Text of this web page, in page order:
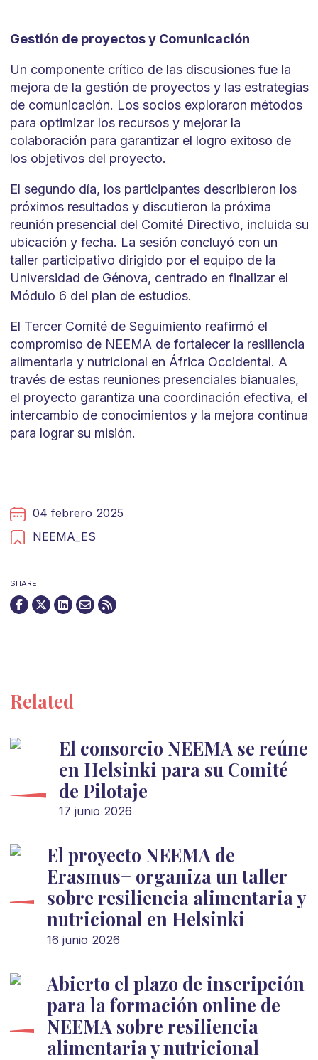
Gestión de proyectos y Comunicación
Un componente crítico de las discusiones fue la
mejora de la gestión de proyectos y las estrategias
de comunicación. Los socios exploraron métodos
para optimizar los recursos y mejorar la
colaboración para garantizar el logro exitoso de
los objetivos del proyecto.
El segundo día, los participantes describieron los
próximos resultados y discutieron la próxima
reunión presencial del Comité Directivo, incluida su
ubicación y fecha. La sesión concluyó con un
taller participativo dirigido por el equipo de la
Universidad de Génova, centrado en finalizar el
Módulo 6 del plan de estudios.
El Tercer Comité de Seguimiento reafirmó el
compromiso de NEEMA de fortalecer la resiliencia
alimentaria y nutricional en África Occidental. A
través de estas reuniones presenciales bianuales,
el proyecto garantiza una coordinación efectiva, el
intercambio de conocimientos y la mejora continua
para lograr su misión.
04 febrero 2025
NEEMA_ES
SHARE
Related
El consorcio NEEMA se reúne
en Helsinki para su Comité
de Pilotaje
17 junio 2026
El proyecto NEEMA de
Erasmus+ organiza un taller
sobre resiliencia alimentaria y
nutricional en Helsinki
16 junio 2026
Abierto el plazo de inscripción
para la formación online de
NEEMA sobre resiliencia
alimentaria y nutricional